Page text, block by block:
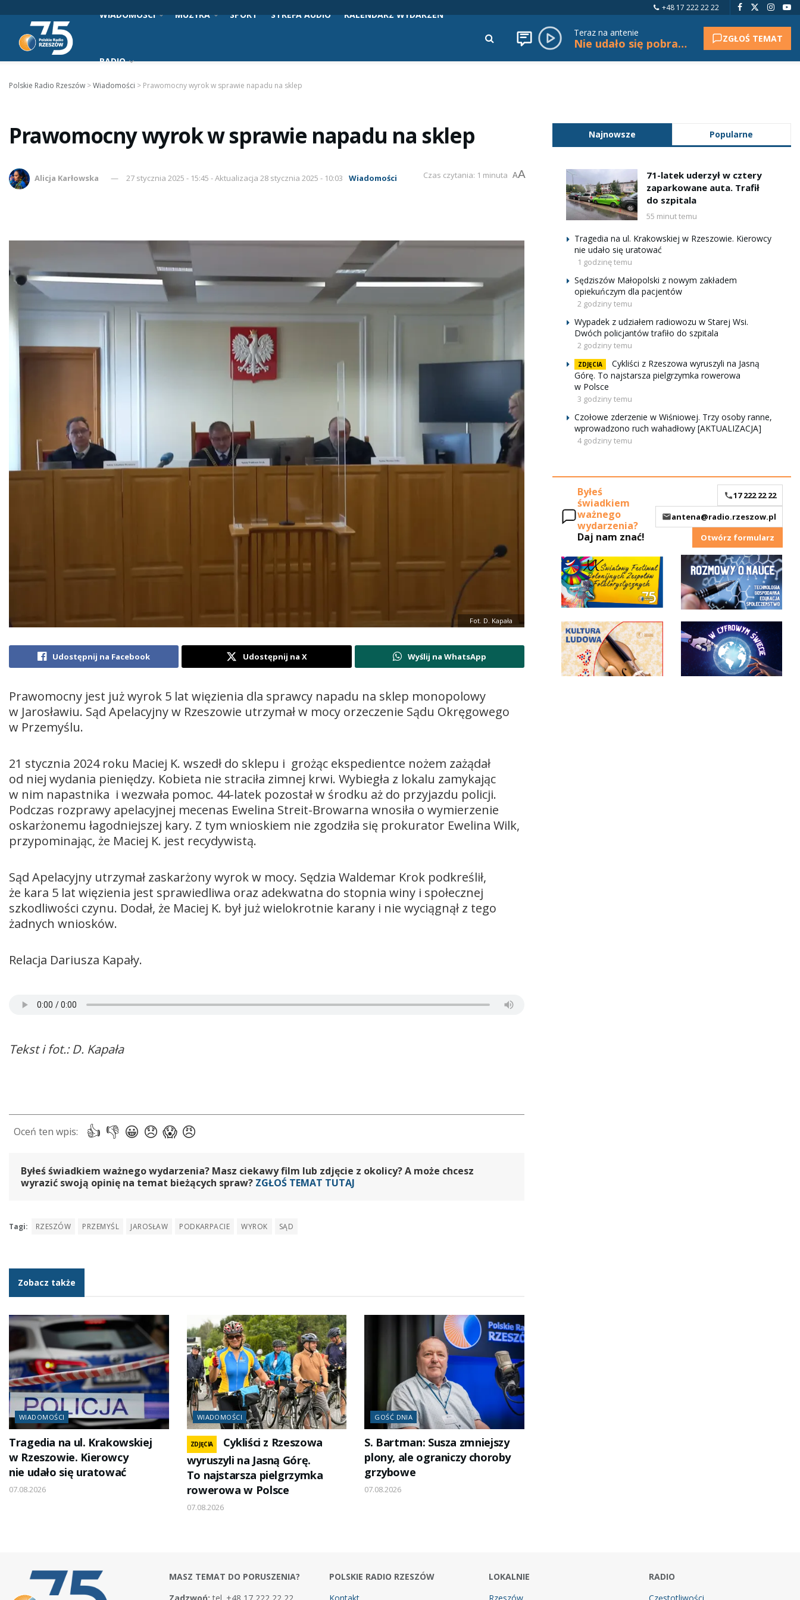
+48 17 222 22 22
WIADOMOŚCI MUZYKA SPORT STREFA AUDIO KALENDARZ WYDARZEŃ
RADIO
Teraz na antenie
Nie udało się pobrać tytułu. ZGŁOŚ TEMAT
Polskie Radio Rzeszów >Wiadomości > Prawomocny wyrok w sprawie napadu na sklep
Prawomocny wyrok w sprawie napadu na sklep
Alicja Karłowska 27 stycznia 2025 - 15:45 - Aktualizacja 28 stycznia 2025 - 10:03 Wiadomości Czas czytania: 1 minuta AA
Fot. D. Kapała
Udostępnij na Facebook Udostępnij na X Wyślij na WhatsApp
Prawomocny jest już wyrok 5 lat więzienia dla sprawcy napadu na sklep monopolowy
w Jarosławiu. Sąd Apelacyjny w Rzeszowie utrzymał w mocy orzeczenie Sądu Okręgowego
w Przemyślu.
21 stycznia 2024 roku Maciej K. wszedł do sklepu i grożąc ekspedientce nożem zażądał
od niej wydania pieniędzy. Kobieta nie straciła zimnej krwi. Wybiegła z lokalu zamykając
w nim napastnika i wezwała pomoc. 44-latek pozostał w środku aż do przyjazdu policji.
Podczas rozprawy apelacyjnej mecenas Ewelina Streit-Browarna wnosiła o wymierzenie
oskarżonemu łagodniejszej kary. Z tym wnioskiem nie zgodziła się prokurator Ewelina Wilk,
przypominając, że Maciej K. jest recydywistą.
Sąd Apelacyjny utrzymał zaskarżony wyrok w mocy. Sędzia Waldemar Krok podkreślił,
że kara 5 lat więzienia jest sprawiedliwa oraz adekwatna do stopnia winy i społecznej
szkodliwości czynu. Dodał, że Maciej K. był już wielokrotnie karany i nie wyciągnął z tego
żadnych wniosków.
Relacja Dariusza Kapały.
Tekst i fot.: D. Kapała
Byłeś świadkiem ważnego wydarzenia? Masz ciekawy film lub zdjęcie z okolicy? A może chcesz
wyrazić swoją opinię na temat bieżących spraw? ZGŁOŚ TEMAT TUTAJ
Tagi: RZESZÓW PRZEMYŚL JAROSŁAW PODKARPACIE WYROK SĄD
Zobacz także
WIADOMOŚCI
Tragedia na ul. Krakowskiej
w Rzeszowie. Kierowcy
nie udało się uratować
07.08.2026
WIADOMOŚCI
ZDJĘCIA
Cykliści z Rzeszowa
wyruszyli na Jasną Górę.
To najstarsza pielgrzymka
rowerowa w Polsce
07.08.2026
GOŚĆ DNIA
S. Bartman: Susza zmniejszy
plony, ale ograniczy choroby
grzybowe
07.08.2026
Najnowsze Popularne
71-latek uderzył w cztery
zaparkowane auta. Trafił
do szpitala
55 minut temu
Tragedia na ul. Krakowskiej w Rzeszowie. Kierowcy
nie udało się uratować
1 godzinę temu
Sędziszów Małopolski z nowym zakładem
opiekuńczym dla pacjentów
2 godziny temu
Wypadek z udziałem radiowozu w Starej Wsi.
Dwóch policjantów trafiło do szpitala
2 godziny temu
ZDJĘCIA
Cykliści z Rzeszowa wyruszyli na Jasną
Górę. To najstarsza pielgrzymka rowerowa
w Polsce
3 godziny temu
Czołowe zderzenie w Wiśniowej. Trzy osoby ranne,
wprowadzono ruch wahadłowy [AKTUALIZACJA]
4 godziny temu
Byłeś
świadkiem
ważnego
wydarzenia?
Daj nam znać!
17 222 22 22
antena@radio.rzeszow.pl
Otwórz formularz
MASZ TEMAT DO PORUSZENIA?
POLSKIE RADIO RZESZÓW
LOKALNIE
RADIO